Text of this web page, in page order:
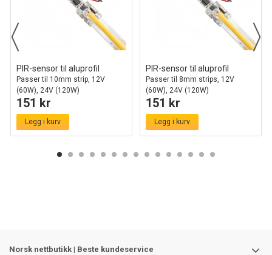
PIR-sensor til aluprofil
Passer til 10mm strip, 12V
(60W), 24V (120W)
151 kr
Legg i kurv
PIR-sensor til aluprofil
Passer til 8mm strips, 12V
(60W), 24V (120W)
151 kr
Legg i kurv
Norsk nettbutikk | Beste kundeservice